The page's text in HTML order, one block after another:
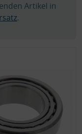
Artikel in
.